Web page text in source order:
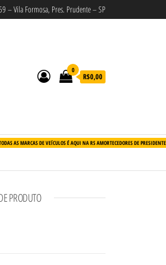
– Vila Formosa, Pres. Prudente – SP
0
R$0,00
AS MARCAS DE VEÍCULOS É AQUI NA RS AMORTECEDORES DE
PRODUTO